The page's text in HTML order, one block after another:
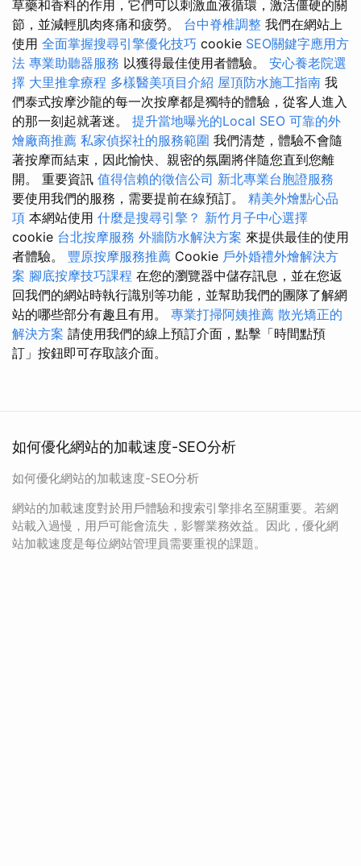
草藥和香料的作用，它們可以刺激血液循環，激活僵硬的關
節，並減輕肌肉疼痛和疲勞。 台中脊椎調整 我們在網站上
使用 全面掌握搜尋引擎優化技巧 cookie SEO關鍵字應用方
法 專業助聽器服務 以獲得最佳使用者體驗。 安心養老院選
擇 大里推拿療程 多樣醫美項目介紹 屋頂防水施工指南 我
們泰式按摩沙龍的每一次按摩都是獨特的體驗，從客人進入
的那一刻起就著迷。 提升當地曝光的Local SEO 可靠的外
燴廠商推薦 私家偵探社的服務範圍 我們清楚，體驗不會隨
著按摩而結束，因此愉快、親密的氛圍將伴隨您直到您離
開。 重要資訊 值得信賴的徵信公司 新北專業台胞證服務
要使用我們的服務，需要提前在線預訂。 精美外燴點心品
項 本網站使用 什麼是搜尋引擎？ 新竹月子中心選擇
cookie 台北按摩服務 外牆防水解決方案 來提供最佳的使用
者體驗。 豐原按摩服務推薦 Cookie 戶外婚禮外燴解決方
案 腳底按摩技巧課程 在您的瀏覽器中儲存訊息，並在您返
回我們的網站時執行識別等功能，並幫助我們的團隊了解網
站的哪些部分有趣且有用。 專業打掃阿姨推薦 散光矯正的
解決方案 請使用我們的線上預訂介面，點擊「時間點預
訂」按鈕即可存取該介面。
如何優化網站的加載速度-SEO分析
如何優化網站的加載速度-SEO分析
網站的加載速度對於用戶體驗和搜索引擎排名至關重要。若網
站載入過慢，用戶可能會流失，影響業務效益。因此，優化網
站加載速度是每位網站管理員需要重視的課題。